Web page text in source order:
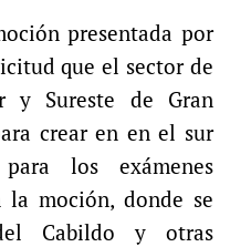
presentada por
que el sector de
y Sureste de Gran
crear en en el sur
los exámenes
la moción, donde se
Cabildo y otras